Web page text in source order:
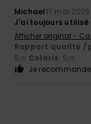
Michael17 mai 2026
J'ai toujours
Afficher original -
Rapport qualité /
5/5 Coloris: 5/5
Je